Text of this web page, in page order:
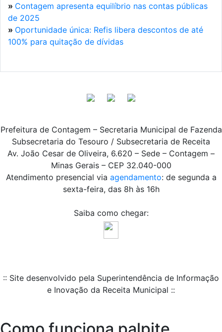
» Contagem apresenta equilíbrio nas contas públicas
de 2025
» Oportunidade única: Refis libera descontos de até
100% para quitação de dívidas
Prefeitura de Contagem – Secretaria Municipal de Fazenda
Subsecretaria do Tesouro / Subsecretaria de Receita
Av. João Cesar de Oliveira, 6.620 – Sede – Contagem –
Minas Gerais – CEP 32.040-000
Atendimento presencial via agendamento: de segunda a
sexta-feira, das 8h às 16h
Saiba como chegar:
:: Site desenvolvido pela Superintendência de Informação
e Inovação da Receita Municipal ::